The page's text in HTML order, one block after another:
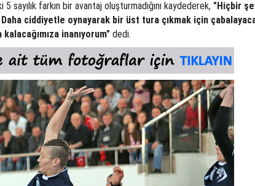
sayılık farkın bir avantaj oluşturmadığını kaydederek, "Hiçbir
ciddiyetle oynayarak bir üst tura çıkmak için
inanıyorum" dedi.